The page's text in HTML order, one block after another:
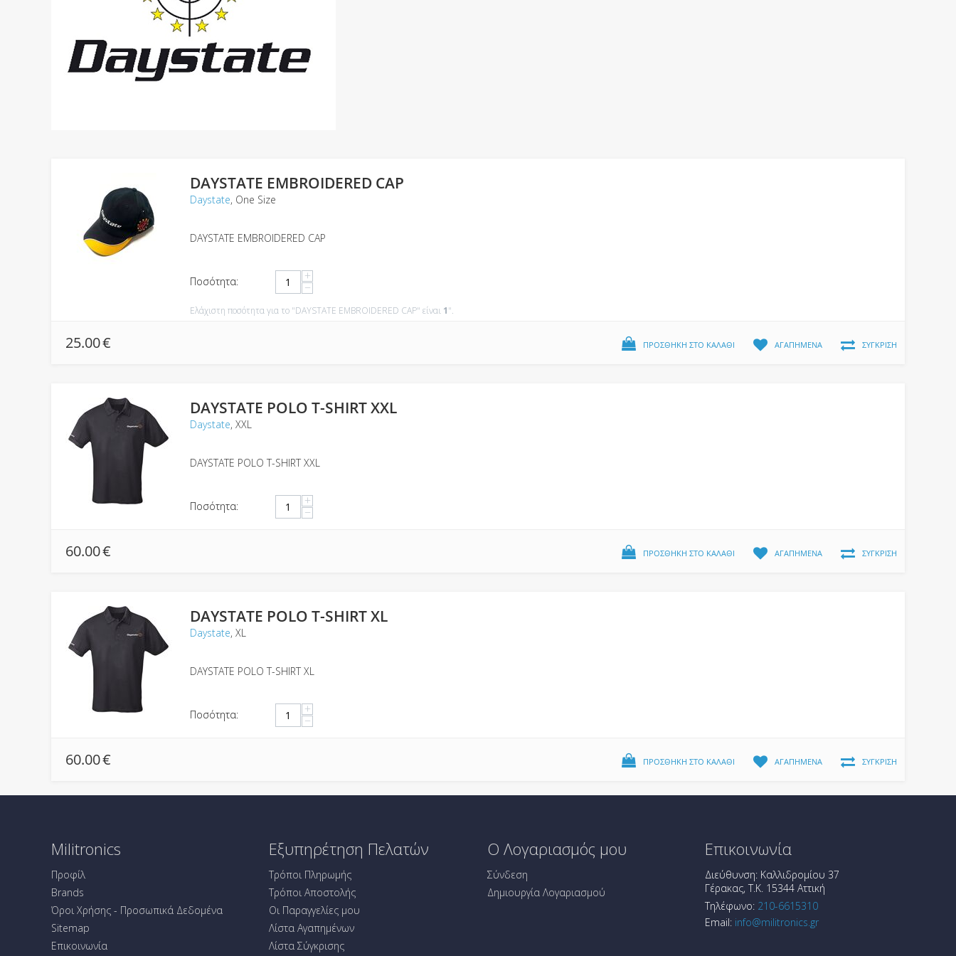
DAYSTATE EMBROIDERED CAP
Daystate, One Size
DAYSTATE EMBROIDERED CAP
Ποσότητα: +
−
Ελάχιστη ποσότητα για το "DAYSTATE EMBROIDERED CAP" είναι 1".
25.00€ ΠΡΟΣΘΉΚΗ ΣΤΟ ΚΑΛΆΘΙ ΑΓΑΠΗΜΈΝΑ ΣΎΓΚΡΙΣΗ
DAYSTATE POLO T-SHIRT XXL
Daystate, XXL
DAYSTATE POLO T-SHIRT XXL
Ποσότητα: +
−
60.00€ ΠΡΟΣΘΉΚΗ ΣΤΟ ΚΑΛΆΘΙ ΑΓΑΠΗΜΈΝΑ ΣΎΓΚΡΙΣΗ
DAYSTATE POLO T-SHIRT XL
Daystate, XL
DAYSTATE POLO T-SHIRT XL
Ποσότητα: +
−
60.00€ ΠΡΟΣΘΉΚΗ ΣΤΟ ΚΑΛΆΘΙ ΑΓΑΠΗΜΈΝΑ ΣΎΓΚΡΙΣΗ
Militronics
Προφίλ
Brands
Όροι Χρήσης - Προσωπικά Δεδομένα
Sitemap
Επικοινωνία
Εξυπηρέτηση Πελατών
Τρόποι Πληρωμής
Τρόποι Αποστολής
Οι Παραγγελίες μου
Λίστα Αγαπημένων
Λίστα Σύγκρισης
Ο Λογαριασμός μου
Σύνδεση
Δημιουργία Λογαριασμού
Επικοινωνία
Διεύθυνση: Καλλιδρομίου 37
Γέρακας, T.K. 15344 Αττική
Τηλέφωνο: 210-6615310
Email: info@militronics.gr